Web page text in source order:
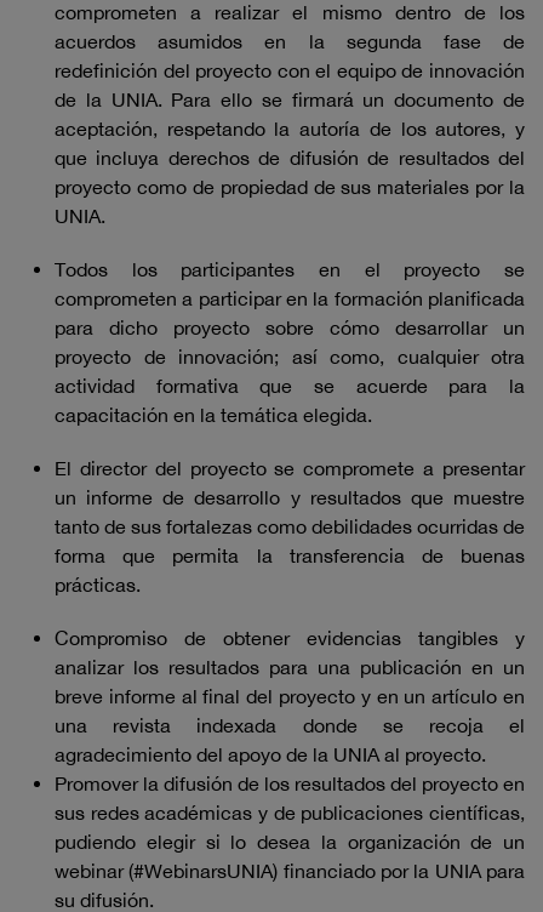
comprometen a realizar el mismo dentro de los
acuerdos asumidos en la segunda fase de
redefinición del proyecto con el equipo de innovación
de la UNIA. Para ello se firmará un documento de
aceptación, respetando la autoría de los autores, y
que incluya derechos de difusión de resultados del
proyecto como de propiedad de sus materiales por la
UNIA.
Todos los participantes en el proyecto se
comprometen a participar en la formación planificada
para dicho proyecto sobre cómo desarrollar un
proyecto de innovación; así como, cualquier otra
actividad formativa que se acuerde para la
capacitación en la temática elegida.
El director del proyecto se compromete a presentar
un informe de desarrollo y resultados que muestre
tanto de sus fortalezas como debilidades ocurridas de
forma que permita la transferencia de buenas
prácticas.
Compromiso de obtener evidencias tangibles y
analizar los resultados para una publicación en un
breve informe al final del proyecto y en un artículo en
una revista indexada donde se recoja el
agradecimiento del apoyo de la UNIA al proyecto.
Promover la difusión de los resultados del proyecto en
sus redes académicas y de publicaciones científicas,
pudiendo elegir si lo desea la organización de un
webinar (#WebinarsUNIA) financiado por la UNIA para
su difusión.